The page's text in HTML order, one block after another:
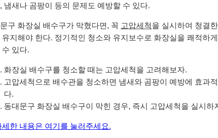
냄새나 곰팡이 등의 문제도 예방할 수 있다.
구 화장실 배수구가 막혔다면, 꼭 고압세척을 실시하여 청결
유지해야 한다. 정기적인 청소와 유지보수로 화장실을 쾌적하
수 있다.
화장실 배수구를 청소할 때는 고압세척을 고려해보자.
고압세척으로 배수관을 청소하면 냄새와 곰팡이 예방에 효과
다.
동대문구 화장실 배수구이 막힌 경우, 즉시 고압세척을 실시하
세한 내용은 여기를 눌러주세요.